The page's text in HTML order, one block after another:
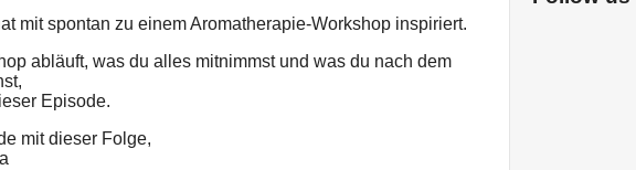
mit spontan zu einem Aromatherapie-Workshop inspiriert.
abläuft, was du alles mitnimmst und was du nach dem
Episode.
mit dieser Folge,